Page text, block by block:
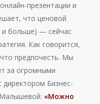
презентации и
что ценовой
и больше) — сейчас
Как говорится,
предпочесть. Мы
за огромными
директором Бизнес-
«Можно